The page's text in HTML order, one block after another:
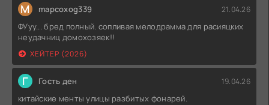
M mapcoxog339 21.04.26
ФУуу... бред полный. сопливая мелодрамма для расияцких
неудачниц домохозяек!!
ХЕЙТЕР (2026)
Г Гость ден 19.04.26
китайские менты улицы разбитых фонарей.